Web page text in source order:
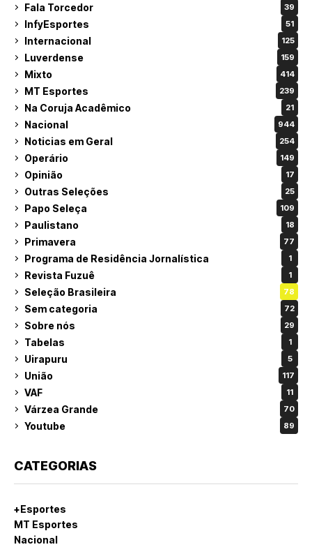
Fala Torcedor 39
InfyEsportes 51
Internacional 125
Luverdense 159
Mixto 414
MT Esportes 239
Na Coruja Acadêmico 21
Nacional 944
Noticias em Geral 254
Operário 149
Opinião 17
Outras Seleções 25
Papo Seleça 109
Paulistano 18
Primavera 77
Programa de Residência Jornalística 1
Revista Fuzuê 1
Seleção Brasileira 78
Sem categoria 72
Sobre nós 29
Tabelas 1
Uirapuru 5
União 117
VAF 11
Várzea Grande 70
Youtube 89
CATEGORIAS
+Esportes
MT Esportes
Nacional